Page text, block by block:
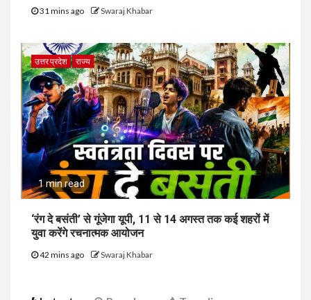
31 mins ago Swaraj Khabar
उत्तर प्रदेश राज्य
1 min read
‘रंग दे बसंती’ से गूंजेगा यूपी, 11 से 14 अगस्त तक कई शहरों में
युवा करेंगे रचनात्मक आयोजन
42 mins ago Swaraj Khabar